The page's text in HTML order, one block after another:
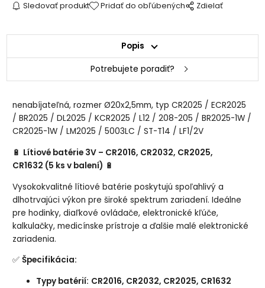
Sledovať produkt Pridať do obľúbených Zdielať
Popis
Potrebujete poradiť?
nenabíjateľná, rozmer Ø20x2,5mm, typ CR2025 / ECR2025
/ BR2025 / DL2025 / KCR2025 / L12 / 208-205 / BR2025-1W /
CR2025-1W / LM2025 / 5003LC / ST-T14 / LF1/2V
🔋 Lítiové batérie 3V – CR2016, CR2032, CR2025,
CR1632 (5 ks v balení) 🔋
Vysokokvalitné lítiové batérie poskytujú spoľahlivý a
dlhotrvajúci výkon pre široké spektrum zariadení. Ideálne
pre hodinky, diaľkové ovládače, elektronické kľúče,
kalkulačky, medicínske prístroje a ďalšie malé elektronické
zariadenia.
✅Špecifikácia:
Typy batérií: CR2016, CR2032, CR2025, CR1632